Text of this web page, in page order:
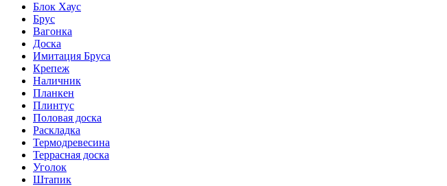
Блок Хаус
Брус
Вагонка
Доска
Имитация Бруса
Крепеж
Наличник
Планкен
Плинтус
Половая доска
Раскладка
Термодревесина
Террасная доска
Уголок
Штапик